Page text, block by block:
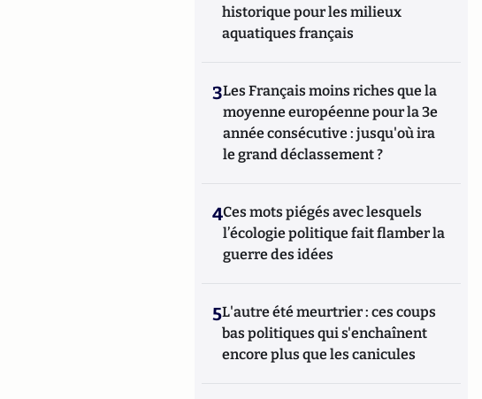
historique pour les milieux
aquatiques français
3Les Français moins riches que la
moyenne européenne pour la 3e
année consécutive : jusqu'où ira
le grand déclassement ?
4Ces mots piégés avec lesquels
l’écologie politique fait flamber la
guerre des idées
5L'autre été meurtrier : ces coups
bas politiques qui s'enchaînent
encore plus que les canicules